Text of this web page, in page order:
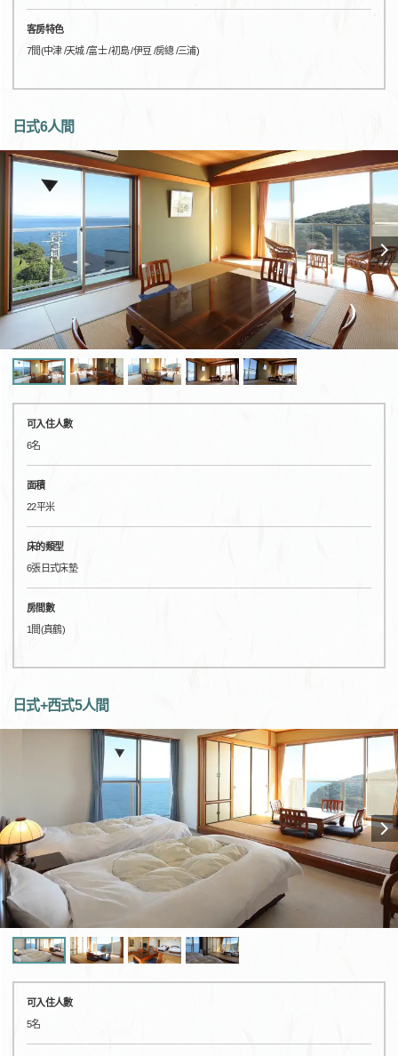
客房特色
7間(中津 /天城 /富士 /初島 /伊豆 /房總 /三浦)
日式6人間
可入住人數
6名
面積
22平米
床的類型
6張日式床墊
房間數
1間(真鶴)
日式+西式5人間
可入住人數
5名